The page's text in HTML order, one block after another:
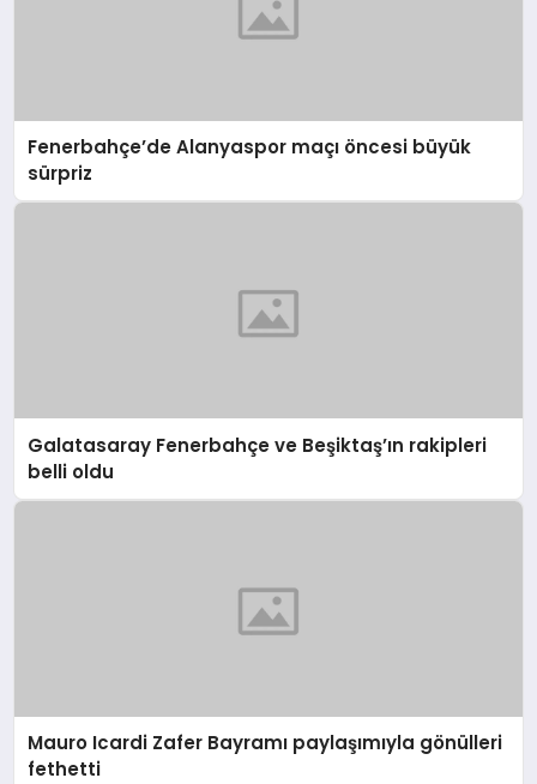
Fenerbahçe’de Alanyaspor maçı öncesi büyük
sürpriz
Galatasaray Fenerbahçe ve Beşiktaş’ın rakipleri
belli oldu
Mauro Icardi Zafer Bayramı paylaşımıyla gönülleri
fethetti